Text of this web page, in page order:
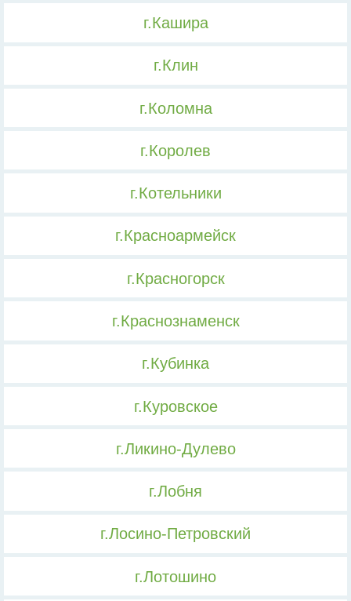
г.Кашира
г.Клин
г.Коломна
г.Королев
г.Котельники
г.Красноармейск
г.Красногорск
г.Краснознаменск
г.Кубинка
г.Куровское
г.Ликино-Дулево
г.Лобня
г.Лосино-Петровский
г.Лотошино